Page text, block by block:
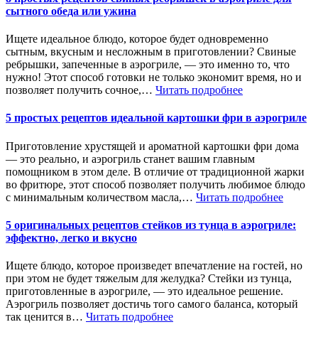
сытного обеда или ужина
Ищете идеальное блюдо, которое будет одновременно
сытным, вкусным и несложным в приготовлении? Свиные
ребрышки, запеченные в аэрогриле, — это именно то, что
нужно! Этот способ готовки не только экономит время, но и
позволяет получить сочное,… Читать подробнее
5 простых рецептов идеальной картошки фри в аэрогриле
Приготовление хрустящей и ароматной картошки фри дома
— это реально, и аэрогриль станет вашим главным
помощником в этом деле. В отличие от традиционной жарки
во фритюре, этот способ позволяет получить любимое блюдо
с минимальным количеством масла,… Читать подробнее
5 оригинальных рецептов стейков из тунца в аэрогриле:
эффектно, легко и вкусно
Ищете блюдо, которое произведет впечатление на гостей, но
при этом не будет тяжелым для желудка? Стейки из тунца,
приготовленные в аэрогриле, — это идеальное решение.
Аэрогриль позволяет достичь того самого баланса, который
так ценится в… Читать подробнее